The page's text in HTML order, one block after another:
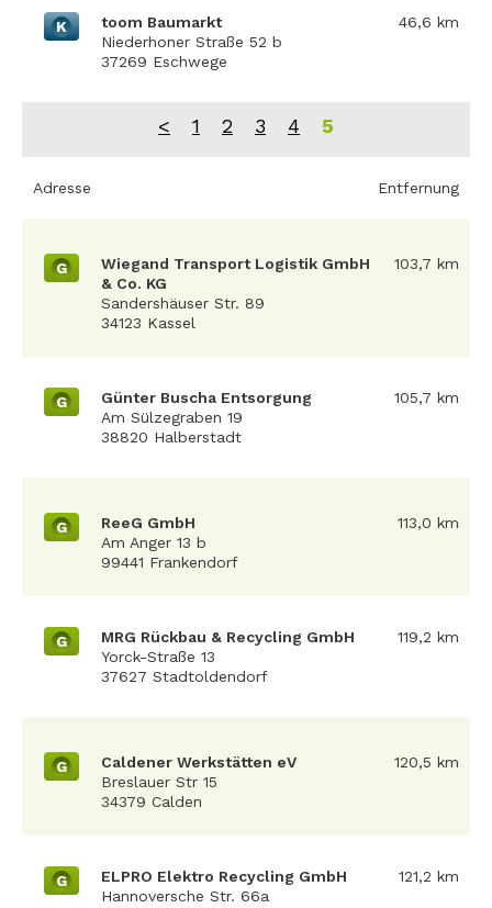
K
toom Baumarkt
Niederhoner Straße 52 b
37269 Eschwege
46,6 km
< 1 2 3 4 5
Adresse Entfernung
G
Wiegand Transport Logistik GmbH
& Co. KG
Sandershäuser Str. 89
34123 Kassel
103,7 km
G
Günter Buscha Entsorgung
Am Sülzegraben 19
38820 Halberstadt
105,7 km
G
ReeG GmbH
Am Anger 13 b
99441 Frankendorf
113,0 km
G
MRG Rückbau & Recycling GmbH
Yorck-Straße 13
37627 Stadtoldendorf
119,2 km
G
Caldener Werkstätten eV
Breslauer Str 15
34379 Calden
120,5 km
G
ELPRO Elektro Recycling GmbH
Hannoversche Str. 66a
121,2 km